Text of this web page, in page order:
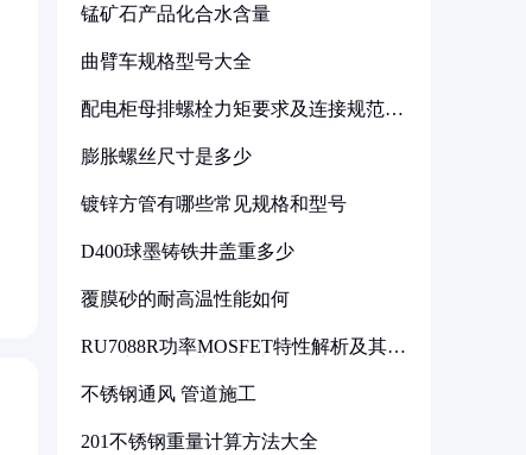
锰矿石产品化合水含量
曲臂车规格型号大全
配电柜母排螺栓力矩要求及连接规范详
膨胀螺丝尺寸是多少
镀锌方管有哪些常见规格和型号
D400球墨铸铁井盖重多少
覆膜砂的耐高温性能如何
RU7088R功率MOSFET特性解析及其在
不锈钢通风 管道施工
201不锈钢重量计算方法大全